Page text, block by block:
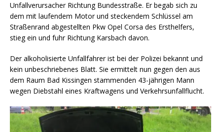
Unfallverursacher Richtung Bundesstraße. Er begab sich zu
dem mit laufendem Motor und steckendem Schlüssel am
Straßenrand abgestellten Pkw Opel Corsa des Ersthelfers,
stieg ein und fuhr Richtung Karsbach davon.
Der alkoholisierte Unfallfahrer ist bei der Polizei bekannt und
kein unbeschriebenes Blatt. Sie ermittelt nun gegen den aus
dem Raum Bad Kissingen stammenden 43-jährigen Mann
wegen Diebstahl eines Kraftwagens und Verkehrsunfallflucht.